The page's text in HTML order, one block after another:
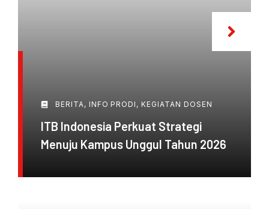
BERITA, INFO PRODI , KEGIATAN DOSEN
ITB Indonesia Perkuat Strategi
Menuju Kampus Unggul Tahun 2026